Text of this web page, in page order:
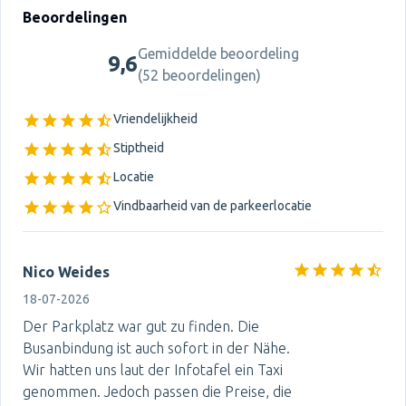
Beoordelingen
9,6Gemiddelde beoordeling
(52 beoordelingen)
Vriendelijkheid
Stiptheid
Locatie
Vindbaarheid van de parkeerlocatie
Nico Weides
18-07-2026
Der Parkplatz war gut zu finden. Die
Busanbindung ist auch sofort in der Nähe.
Wir hatten uns laut der Infotafel ein Taxi
genommen. Jedoch passen die Preise, die